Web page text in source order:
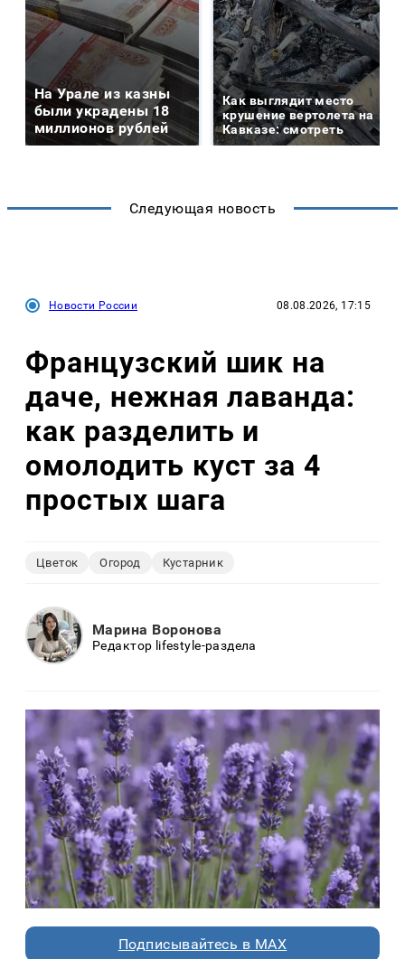
На Урале из казны
были украдены 18
миллионов рублей
Как выглядит место
крушение вертолета на
Кавказе: смотреть
Следующая новость
Новости России 08.08.2026, 17:15
Французский шик на
даче, нежная лаванда:
как разделить и
омолодить куст за 4
простых шага
Цветок Огород Кустарник
Марина Воронова
Редактор lifestyle-раздела
Подписывайтесь в MAX